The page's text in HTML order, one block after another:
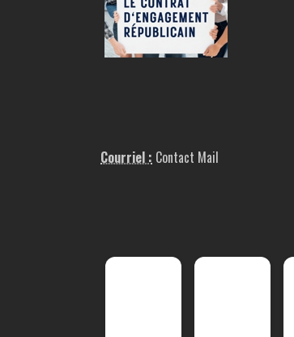
Courriel : Contact Mail